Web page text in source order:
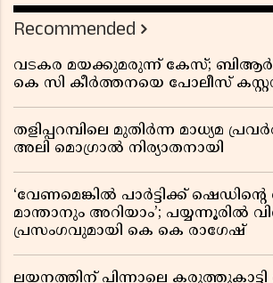
റിപ്പോർട്ട് പുറത്ത്
Recommended
വടകര മയക്കുമരുന്ന് കേസ്;
കെ സി കീർത്തനയെ പോലീസ്
തളിപ്പറമ്പിലെ മുതിർന്ന മാധ്യമ
അലി മൊഗ്രാൽ നിര്യാതനായി
‘വേണമെങ്കിൽ പാർട്ടിക്ക്
മാന്താനും അറിയാം’; പയ്യന്നൂരിൽ
പ്രസംഗവുമായി കെ കെ രാഗേഷ്
ലയനത്തിന് പിന്നാലെ